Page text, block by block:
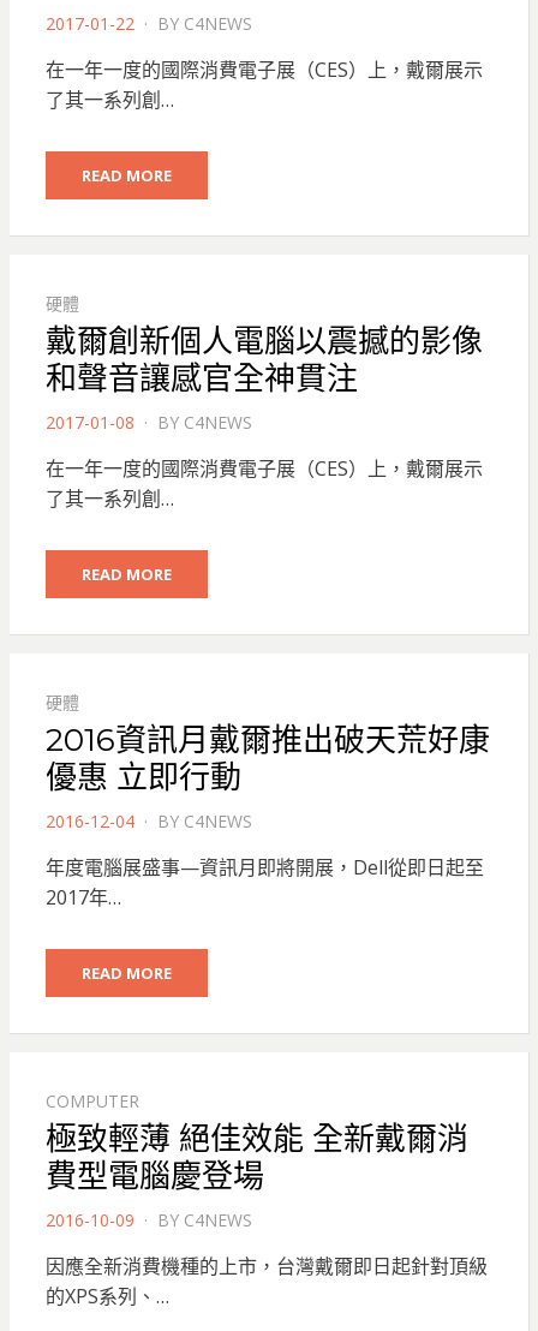
POSTED
2017-01-22 BY C4NEWS
在一年一度的國際消費電子展（CES）上，戴爾展示
了其一系列創…
READ MORE
硬體
戴爾創新個人電腦以震撼的影像
和聲音讓感官全神貫注
POSTED
2017-01-08 BY C4NEWS
在一年一度的國際消費電子展（CES）上，戴爾展示
了其一系列創…
READ MORE
硬體
2016資訊月戴爾推出破天荒好康
優惠 立即行動
POSTED
2016-12-04 BY C4NEWS
年度電腦展盛事—資訊月即將開展，Dell從即日起至
2017年…
READ MORE
COMPUTER
極致輕薄 絕佳效能 全新戴爾消
費型電腦慶登場
POSTED
2016-10-09 BY C4NEWS
因應全新消費機種的上市，台灣戴爾即日起針對頂級
的XPS系列、…